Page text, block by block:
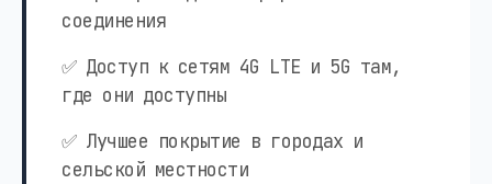
соединения
✅ Доступ к сетям 4G LTE и 5G там,
где они доступны
✅ Лучшее покрытие в городах и
сельской местности